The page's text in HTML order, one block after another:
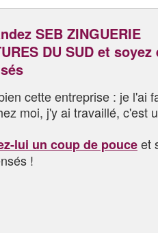
SEB ZINGUERIE
DU SUD et soyez
cette entreprise : je l'ai
moi, j'y ai travaillé, c'est
lui un coup de pouceet
!